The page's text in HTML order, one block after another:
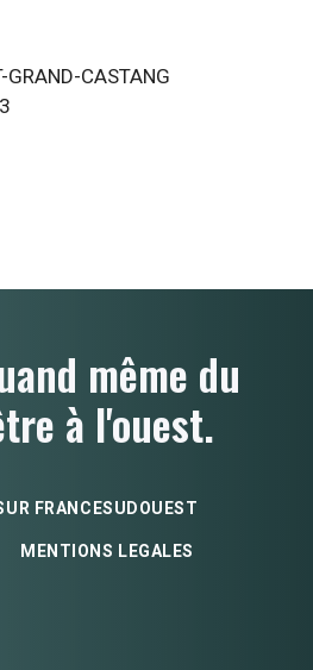
CASTANG
même du
à l'ouest.
FRANCESUDOUEST
MENTIONS LEGALES